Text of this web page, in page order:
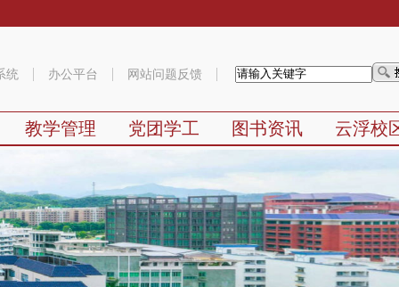
统 办公平台 网站问题反馈
教学管理 党团学工 图书资讯 云浮校